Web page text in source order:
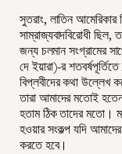
সুতরাং, লাতিন আমেরিকার
সাম্রাজ্যবাদবিরোধী
জন্য চলমান সংগ্রামের
দে ইয়ারা)-র
বিপ্লবীদের কথা উল্লেখ
তারা আমাদের মতোই
হতাম ঠিক তাদের মতো।
হওয়ার সংকল্প যদি
করতে হবে।